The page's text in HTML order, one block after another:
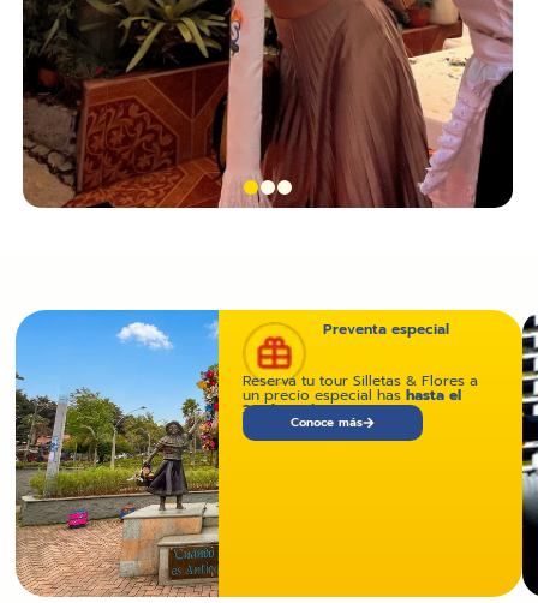
Disfruta lo mejor de
Medellín
Descubre los imperdibles de la ciudad: Plaza
Botero, Pueblito Paisa, Pies Descalzos y más...
Preventa especial
Reserva tu tour Silletas & Flores a
un precio especial has hasta el
30 de Junio.
Conoce más